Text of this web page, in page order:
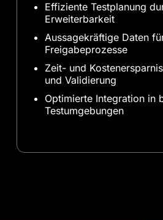
Effiziente Testplanung
Erweiterbarkeit
Aussagekräftige Daten
Freigabeprozesse
Zeit- und
und Validierung
Optimierte Integration in
Testumgebungen